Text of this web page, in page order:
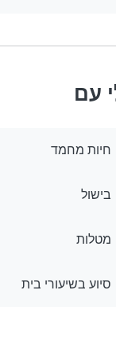
עם
חיות מחמד
בישול
מטלות
סיוע בשיעורי בית